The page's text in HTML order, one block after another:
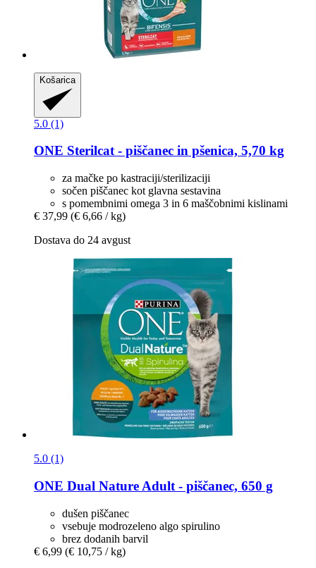
Košarica
5.0 (1)
ONE Sterilcat -​ piščanec in pšenica, 5,70 kg
za mačke po kastraciji/sterilizaciji
sočen piščanec kot glavna sestavina
s pomembnimi omega 3 in 6 maščobnimi kislinami
€ 37,99 (€ 6,66 / kg)
Dostava do 24 avgust
5.0 (1)
ONE Dual Nature Adult -​ piščanec, 650 g
dušen piščanec
vsebuje modrozeleno algo spirulino
brez dodanih barvil
€ 6,99 (€ 10,75 / kg)